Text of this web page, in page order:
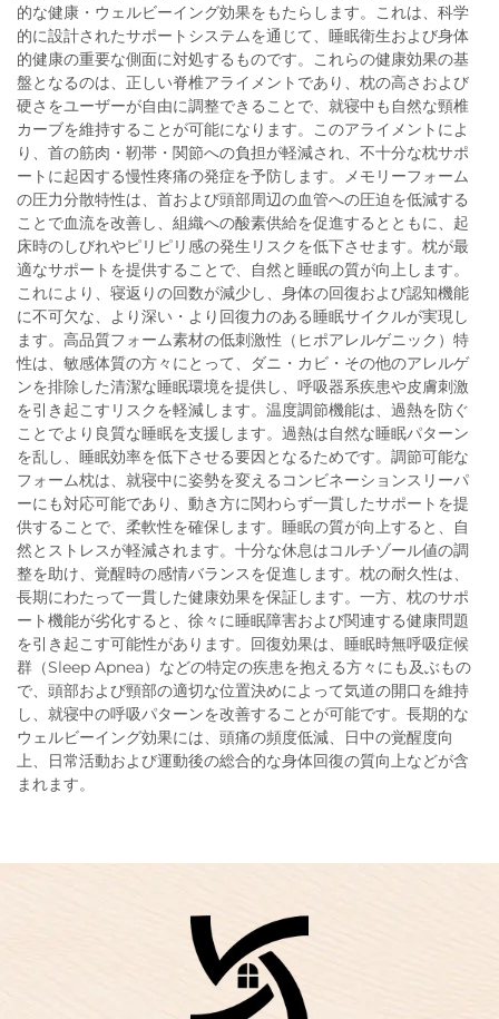
的な健康・ウェルビーイング効果をもたらします。これは、科学
的に設計されたサポートシステムを通じて、睡眠衛生および身体
的健康の重要な側面に対処するものです。これらの健康効果の基
盤となるのは、正しい脊椎アライメントであり、枕の高さおよび
硬さをユーザーが自由に調整できることで、就寝中も自然な頸椎
カーブを維持することが可能になります。このアライメントによ
り、首の筋肉・靭帯・関節への負担が軽減され、不十分な枕サポ
ートに起因する慢性疼痛の発症を予防します。メモリーフォーム
の圧力分散特性は、首および頭部周辺の血管への圧迫を低減する
ことで血流を改善し、組織への酸素供給を促進するとともに、起
床時のしびれやピリピリ感の発生リスクを低下させます。枕が最
適なサポートを提供することで、自然と睡眠の質が向上します。
これにより、寝返りの回数が減少し、身体の回復および認知機能
に不可欠な、より深い・より回復力のある睡眠サイクルが実現し
ます。高品質フォーム素材の低刺激性（ヒポアレルゲニック）特
性は、敏感体質の方々にとって、ダニ・カビ・その他のアレルゲ
ンを排除した清潔な睡眠環境を提供し、呼吸器系疾患や皮膚刺激
を引き起こすリスクを軽減します。温度調節機能は、過熱を防ぐ
ことでより良質な睡眠を支援します。過熱は自然な睡眠パターン
を乱し、睡眠効率を低下させる要因となるためです。調節可能な
フォーム枕は、就寝中に姿勢を変えるコンビネーションスリーパ
ーにも対応可能であり、動き方に関わらず一貫したサポートを提
供することで、柔軟性を確保します。睡眠の質が向上すると、自
然とストレスが軽減されます。十分な休息はコルチゾール値の調
整を助け、覚醒時の感情バランスを促進します。枕の耐久性は、
長期にわたって一貫した健康効果を保証します。一方、枕のサポ
ート機能が劣化すると、徐々に睡眠障害および関連する健康問題
を引き起こす可能性があります。回復効果は、睡眠時無呼吸症候
群（Sleep Apnea）などの特定の疾患を抱える方々にも及ぶもの
で、頭部および頸部の適切な位置決めによって気道の開口を維持
し、就寝中の呼吸パターンを改善することが可能です。長期的な
ウェルビーイング効果には、頭痛の頻度低減、日中の覚醒度向
上、日常活動および運動後の総合的な身体回復の質向上などが含
まれます。